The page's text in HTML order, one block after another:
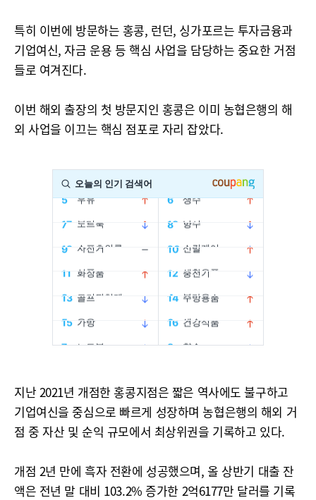
특히 이번에 방문하는 홍콩, 런던, 싱가포르는 투자금융과
기업여신, 자금 운용 등 핵심 사업을 담당하는 중요한 거점
들로 여겨진다.
이번 해외 출장의 첫 방문지인 홍콩은 이미 농협은행의 해
외 사업을 이끄는 핵심 점포로 자리 잡았다.
지난 2021년 개점한 홍콩지점은 짧은 역사에도 불구하고
기업여신을 중심으로 빠르게 성장하며 농협은행의 해외 거
점 중 자산 및 순익 규모에서 최상위권을 기록하고 있다.
개점 2년 만에 흑자 전환에 성공했으며, 올 상반기 대출 잔
액은 전년 말 대비 103.2% 증가한 2억6177만 달러를 기록